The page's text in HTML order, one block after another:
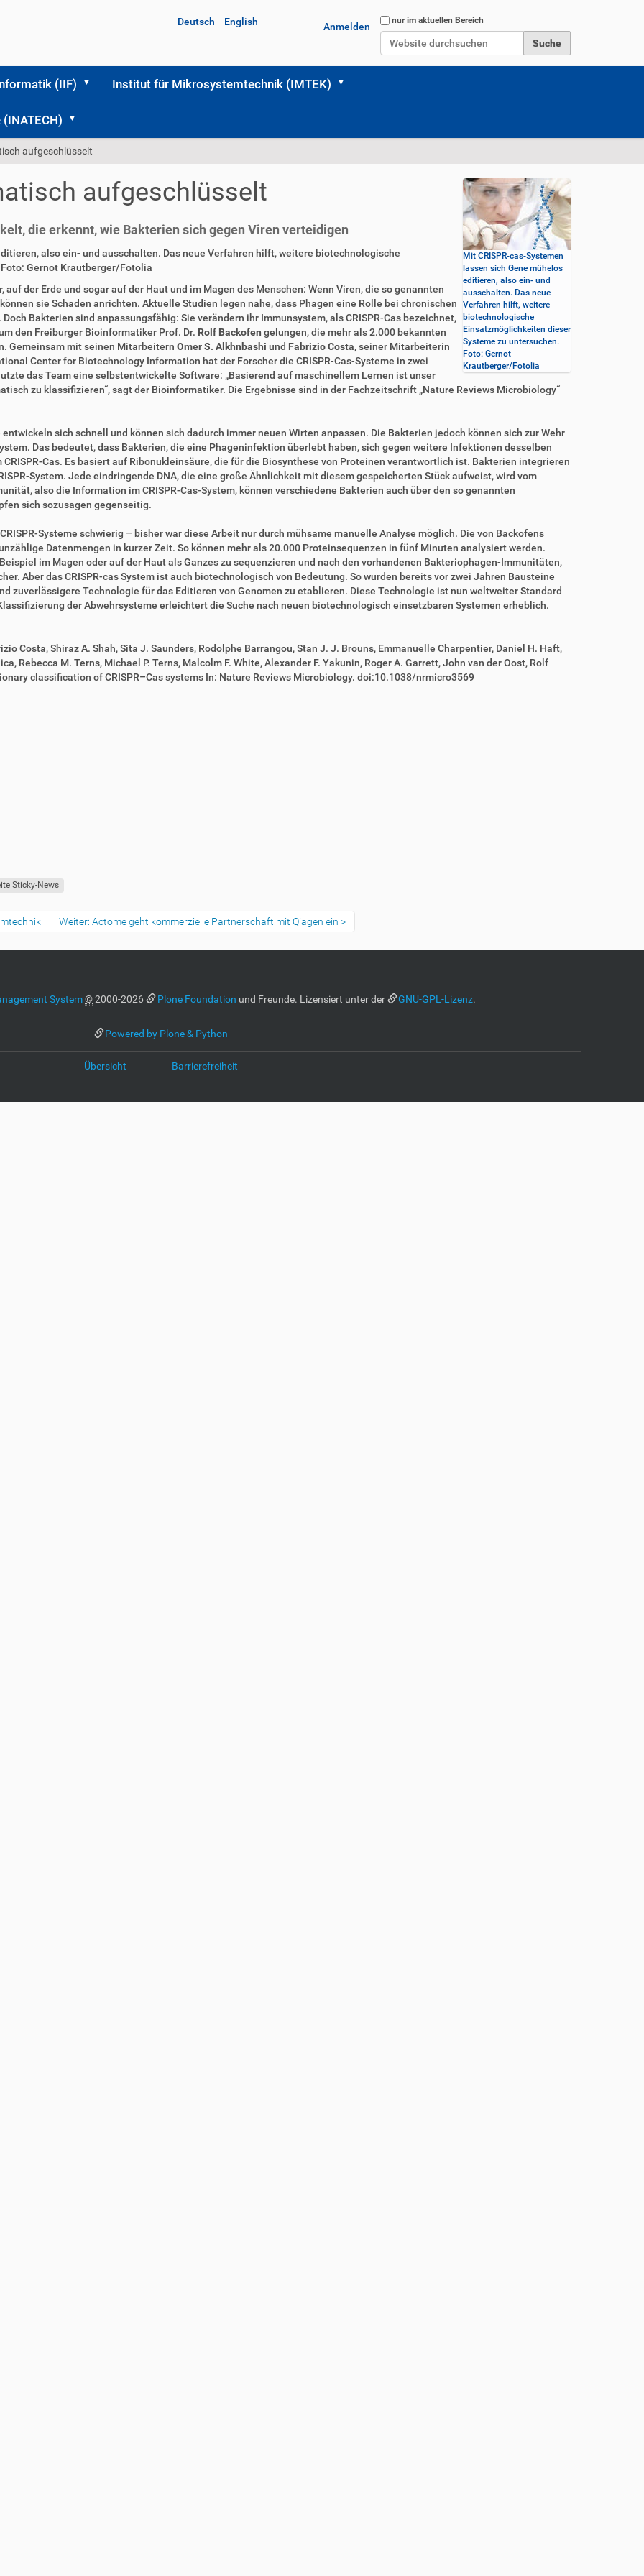
Website durchsuchen
nur im aktuellen Bereich
Anmelden
Deutsch English
(IIF) Institut für Mikrosystemtechnik (IMTEK)
aufgeschlüsselt
Mit CRISPR-cas-Systemen
lassen sich Gene mühelos
editieren, also ein- und
ausschalten. Das neue
Verfahren hilft, weitere
biotechnologische
Einsatzmöglichkeiten dieser
Systeme zu untersuchen.
Foto: Gernot
Krautberger/Fotolia
aufgeschlüsselt
die erkennt, wie Bakterien sich gegen Viren verteidigen
also ein- und ausschalten. Das neue Verfahren hilft, weitere biotechnologische
Gernot Krautberger/Fotolia
der Erde und sogar auf der Haut und im Magen des Menschen: Wenn Viren, die so genannten
sie Schaden anrichten. Aktuelle Studien legen nahe, dass Phagen eine Rolle bei chronischen
Bakterien sind anpassungsfähig: Sie verändern ihr Immunsystem, als CRISPR-Cas bezeichnet,
den Freiburger Bioinformatiker Prof. Dr. Rolf Backofen gelungen, die mehr als 2.000 bekannten
Gemeinsam mit seinen Mitarbeitern Omer S. Alkhnbashi und Fabrizio Costa, seiner Mitarbeiterin
Center for Biotechnology Information hat der Forscher die CRISPR-Cas-Systeme in zwei
das Team eine selbstentwickelte Software: „Basierend auf maschinellem Lernen ist unser
zu klassifizieren“, sagt der Bioinformatiker. Die Ergebnisse sind in der Fachzeitschrift „Nature Reviews Microbiology“
sich schnell und können sich dadurch immer neuen Wirten anpassen. Die Bakterien jedoch können sich zur Wehr
Das bedeutet, dass Bakterien, die eine Phageninfektion überlebt haben, sich gegen weitere Infektionen desselben
CRISPR-Cas. Es basiert auf Ribonukleinsäure, die für die Biosynthese von Proteinen verantwortlich ist. Bakterien integrieren
System. Jede eindringende DNA, die eine große Ähnlichkeit mit diesem gespeicherten Stück aufweist, wird vom
also die Information im CRISPR-Cas-System, können verschiedene Bakterien auch über den so genannten
sich sozusagen gegenseitig.
Systeme schwierig – bisher war diese Arbeit nur durch mühsame manuelle Analyse möglich. Die von Backofens
Datenmengen in kurzer Zeit. So können mehr als 20.000 Proteinsequenzen in fünf Minuten analysiert werden.
im Magen oder auf der Haut als Ganzes zu sequenzieren und nach den vorhandenen Bakteriophagen-Immunitäten,
Aber das CRISPR-cas System ist auch biotechnologisch von Bedeutung. So wurden bereits vor zwei Jahren Bausteine
zuverlässigere Technologie für das Editieren von Genomen zu etablieren. Diese Technologie ist nun weltweiter Standard
der Abwehrsysteme erleichtert die Suche nach neuen biotechnologisch einsetzbaren Systemen erheblich.
Costa, Shiraz A. Shah, Sita J. Saunders, Rodolphe Barrangou, Stan J. J. Brouns, Emmanuelle Charpentier, Daniel H. Haft,
Rebecca M. Terns, Michael P. Terns, Malcolm F. White, Alexander F. Yakunin, Roger A. Garrett, John van der Oost, Rolf
classification of CRISPR–Cas systems In: Nature Reviews Microbiology. doi:10.1038/nrmicro3569
Sticky-News
Weiter: Actome geht kommerzielle Partnerschaft mit Qiagen ein
System ©2000-2026 Plone Foundation und Freunde. Lizensiert unter der GNU-GPL-Lizenz.
Powered by Plone & Python
Übersicht Barrierefreiheit